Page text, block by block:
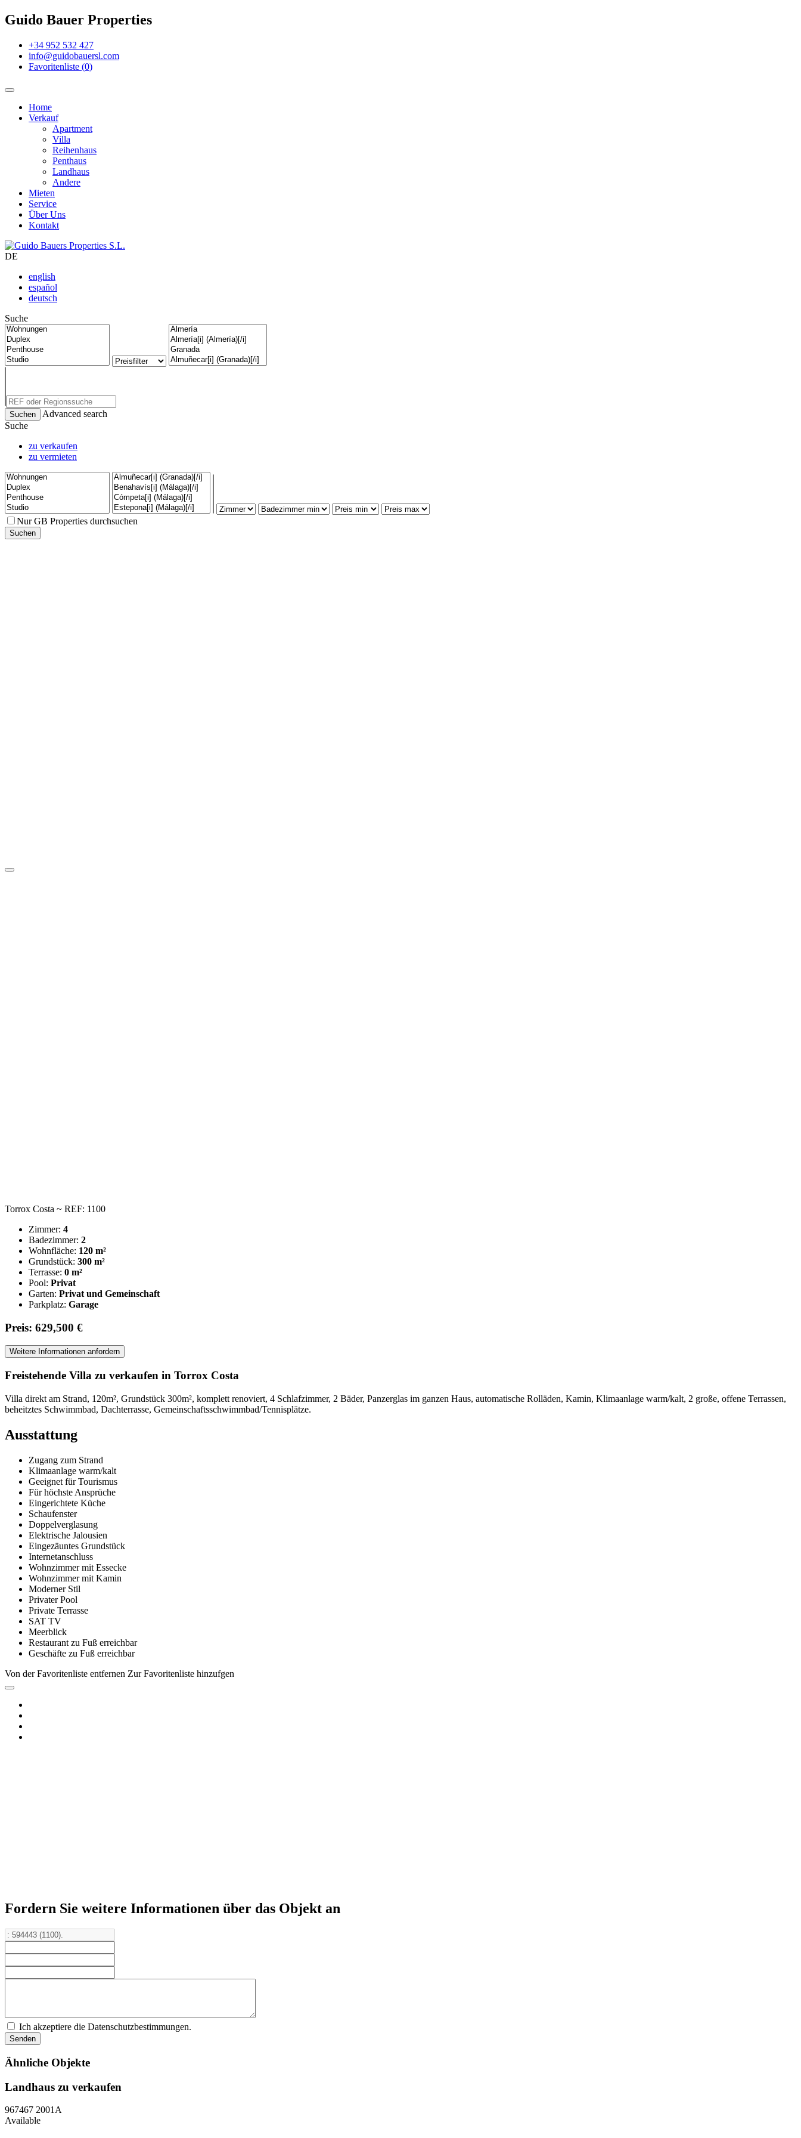
Guido Bauer Properties
+34 952 532 427
info@guidobauersl.com
Favoritenliste (0)
Home
Verkauf
Apartment
Villa
Reihenhaus
Penthaus
Landhaus
Andere
Mieten
Service
Über Uns
Kontakt
DE
english
español
deutsch
Suche
Advanced search
Suche
zu verkaufen
zu vermieten
Nur GB Properties durchsuchen
Torrox Costa ~ REF: 1100
Zimmer: 4
Badezimmer: 2
Wohnfläche: 120 m²
Grundstück: 300 m²
Terrasse: 0 m²
Pool: Privat
Garten: Privat und Gemeinschaft
Parkplatz: Garage
Preis: 629,500 €
Weitere Informationen anfordern
Freistehende Villa zu verkaufen in Torrox Costa
Villa direkt am Strand, 120m², Grundstück 300m², komplett renoviert, 4 Schlafzimmer, 2 Bäder, Panzerglas im ganzen Haus, automatische Rolläden, Kamin, Klimaanlage warm/kalt, 2 große, offene Terrassen,
beheitztes Schwimmbad, Dachterrasse, Gemeinschaftsschwimmbad/Tennisplätze.
Ausstattung
Zugang zum Strand
Klimaanlage warm/kalt
Geeignet für Tourismus
Für höchste Ansprüche
Eingerichtete Küche
Schaufenster
Doppelverglasung
Elektrische Jalousien
Eingezäuntes Grundstück
Internetanschluss
Wohnzimmer mit Essecke
Wohnzimmer mit Kamin
Moderner Stil
Privater Pool
Private Terrasse
SAT TV
Meerblick
Restaurant zu Fuß erreichbar
Geschäfte zu Fuß erreichbar
Von der Favoritenliste entfernen Zur Favoritenliste hinzufgen
Fordern Sie weitere Informationen über das Objekt an
Ich akzeptiere die Datenschutzbestimmungen.
Ähnliche Objekte
Landhaus zu verkaufen
967467 2001A
Available